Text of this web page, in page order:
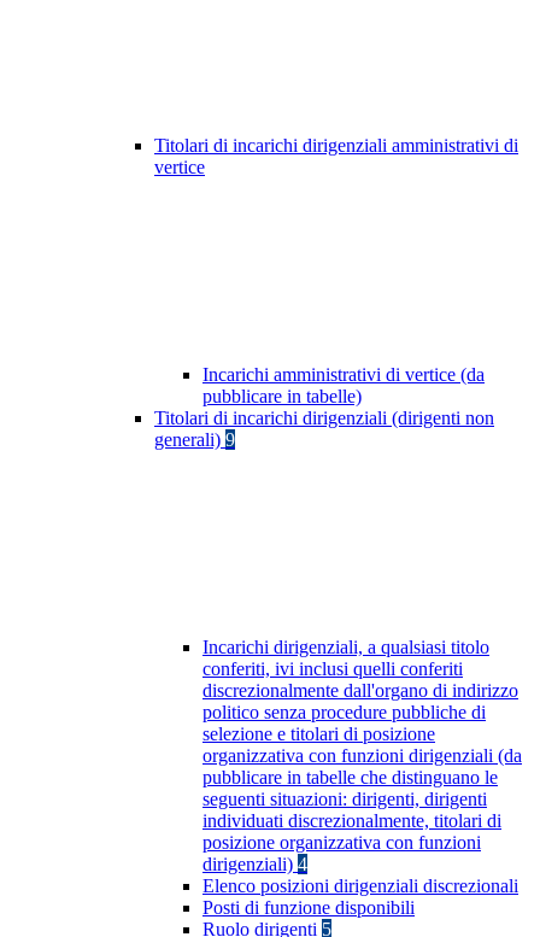
Titolari di incarichi dirigenziali amministrativi di
vertice
Incarichi amministrativi di vertice (da
pubblicare in tabelle)
Titolari di incarichi dirigenziali (dirigenti non
generali) 9
Incarichi dirigenziali, a qualsiasi titolo
conferiti, ivi inclusi quelli conferiti
discrezionalmente dall'organo di indirizzo
politico senza procedure pubbliche di
selezione e titolari di posizione
organizzativa con funzioni dirigenziali (da
pubblicare in tabelle che distinguano le
seguenti situazioni: dirigenti, dirigenti
individuati discrezionalmente, titolari di
posizione organizzativa con funzioni
dirigenziali) 4
Elenco posizioni dirigenziali discrezionali
Posti di funzione disponibili
Ruolo dirigenti 5